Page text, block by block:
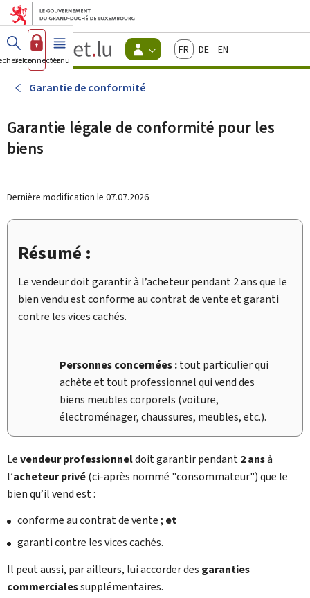
Aller au menu principal
Aller au contenu
Guichet.lu
Changer
d'espace
-
Menu
actif
FrançaisDeutschEnglish
Se connecterMenu principal
Garantie de conformité
Garantie légale de conformité pour les
biens
Dernière modification le 07.07.2026
Résumé :
Le vendeur doit garantir à l’acheteur pendant 2 ans que le
bien vendu est conforme au contrat de vente et garanti
contre les vices cachés.
Personnes concernées :tout particulier qui
achète et tout professionnel qui vend des
biens meubles corporels (voiture,
électroménager, chaussures, meubles, etc.).
Levendeur professionneldoit garantir pendant2 ansà
l’acheteur privé(ci-après nommé "consommateur") que le
bien qu’il vend est :
conforme au contrat de vente ; et
garanti contre les vices cachés.
Il peut aussi, par ailleurs, lui accorder des garanties
commercialessupplémentaires.